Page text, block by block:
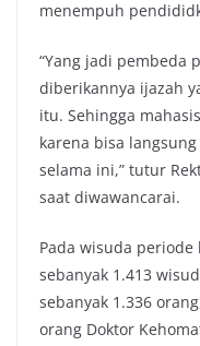
menempuh
“Yang jadi pembeda
diberikannya ijazah
itu. Sehingga
karena bisa
selama ini,” tutur
saat diwawancarai.
Pada wisuda
sebanyak 1.413
sebanyak 1.336
orang Doktor